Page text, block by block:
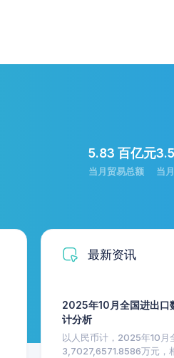
5.83 百亿元
当月贸易总额 当
最新资讯
2025年10月全国进出口
计分析
以人民币计，2025年10月
3,7027,6571.8586万元